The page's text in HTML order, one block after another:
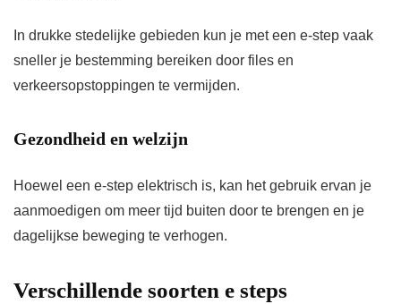
In drukke stedelijke gebieden kun je met een e-step vaak
sneller je bestemming bereiken door files en
verkeersopstoppingen te vermijden.
Gezondheid en welzijn
Hoewel een e-step elektrisch is, kan het gebruik ervan je
aanmoedigen om meer tijd buiten door te brengen en je
dagelijkse beweging te verhogen.
Verschillende soorten e steps